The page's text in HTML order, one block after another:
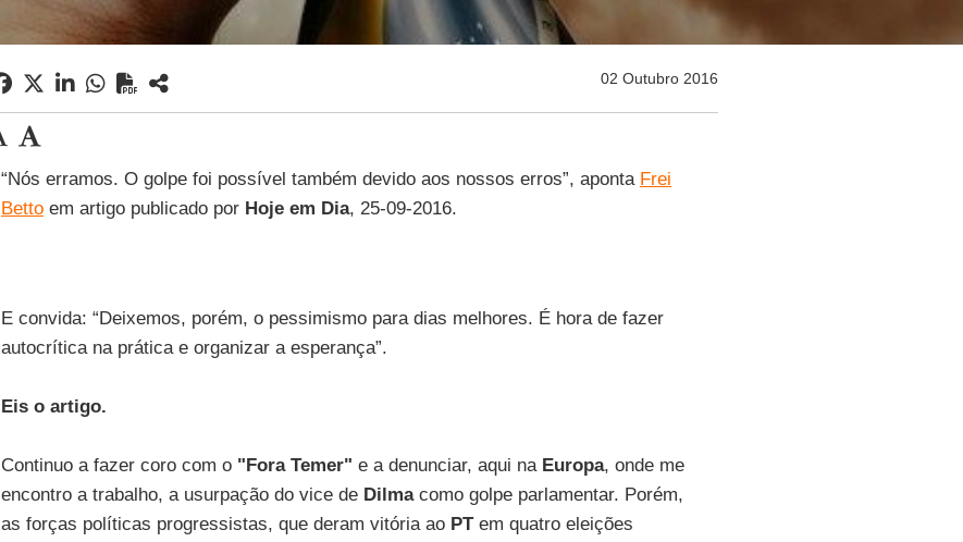
02 Outubro 2016
“Nós erramos. O golpe foi possível também devido aos nossos erros”, aponta Frei
Bettoem artigo publicado por Hoje em Dia, 25-09-2016.
E convida: “Deixemos, porém, o pessimismo para dias melhores. É hora de fazer
autocrítica na prática e organizar a esperança”.
Eis o artigo.
Continuo a fazer coro com o "Fora Temer" e a denunciar, aqui na Europa, onde me
encontro a trabalho, a usurpação do vice de Dilmacomo golpe parlamentar. Porém,
as forças políticas progressistas, que deram vitória ao PTem quatro eleições